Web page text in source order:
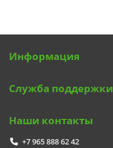
Информация
Служба поддержки
Наши контакты
+7 965 888 62 42